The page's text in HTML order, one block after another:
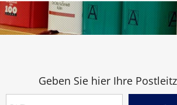
Geben Sie hier Ihre